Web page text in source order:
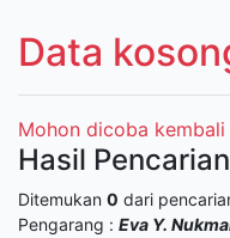
Data
Mohon dicoba kembali
Hasil Pencarian
Ditemukan 0 dari
Pengarang : Eva Y.